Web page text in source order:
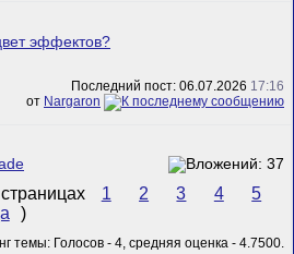
эффектов?
Последний пост: 06.07.2026 17:16
от Nargaron
1 2 3 4
5
)